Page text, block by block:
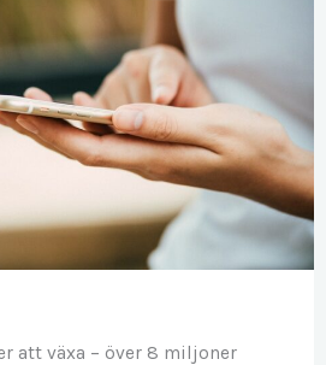
att växa – över 8 miljoner